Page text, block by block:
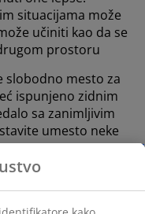
situacijama može
učiniti kao da se
prostoru
slobodno mesto za
ispunjeno zidnim
sa zanimljivim
umesto neke
sobi
ili ne, ogledalo uvek